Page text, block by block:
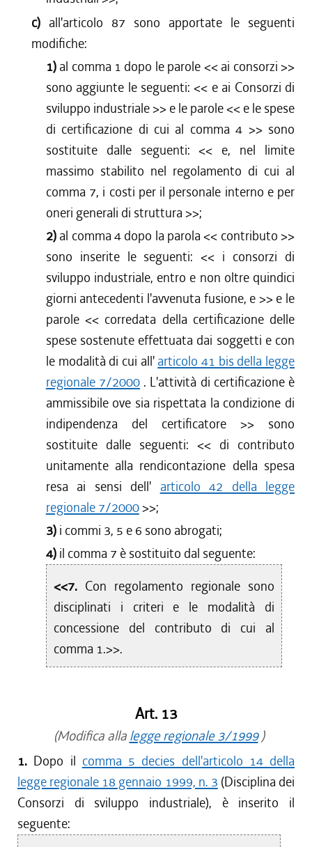
c) all'articolo 87 sono apportate le seguenti
modifiche:
1) al comma 1 dopo le parole << ai consorzi >>
sono aggiunte le seguenti: << e ai Consorzi di
sviluppo industriale>> e le parole << e le spese
di certificazione di cui al comma 4 >> sono
sostituite dalle seguenti: << e, nel limite
massimo stabilito nel regolamento di cui al
comma 7, i costi per il personale interno e per
oneri generali di struttura >>;
2) al comma 4 dopo la parola << contributo >>
sono inserite le seguenti: << i consorzi di
sviluppo industriale, entro e non oltre quindici
giorni antecedenti l'avvenuta fusione, e >> e le
parole << corredata della certificazione delle
spese sostenute effettuata dai soggetti e con
le modalità di cui all' articolo 41 bis della legge
regionale 7/2000 . L'attività di certificazione è
ammissibile ove sia rispettata la condizione di
indipendenza del certificatore >> sono
sostituite dalle seguenti: << di contributo
unitamente alla rendicontazione della spesa
resa ai sensi dell' articolo 42 della legge
regionale 7/2000>>;
3) i commi 3, 5 e 6 sono abrogati;
4) il comma 7 è sostituito dal seguente:
<<7. Con regolamento regionale sono
disciplinati i criteri e le modalità di
concessione del contributo di cui al
comma 1.>>.
Art. 13
(Modifica alla legge regionale 3/1999)
1. Dopo il comma 5 decies dell'articolo 14 della
legge regionale 18 gennaio 1999, n. 3 (Disciplina dei
Consorzi di sviluppo industriale), è inserito il
seguente: